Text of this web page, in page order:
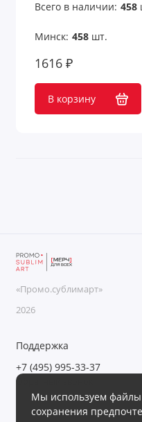
Всего в наличии: 458
Минск: 458шт.
1616 ₽
В корзину
Мы используем файлы
сохранения
«Промо.сублимарт»
2026
Поддержка
+7 (495) 995-33-37
Обратный звонок
Пн-Пт с 09:00 до 18:00, Сб-Вс